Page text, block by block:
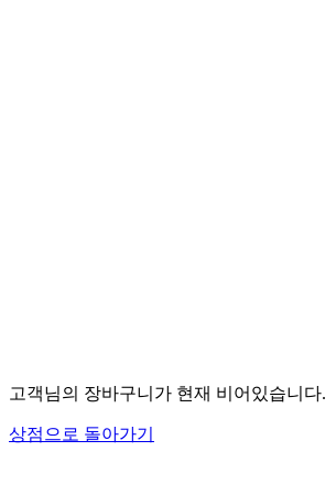
고객님의 장바구니가 현재 비어있습니다.
상점으로 돌아가기